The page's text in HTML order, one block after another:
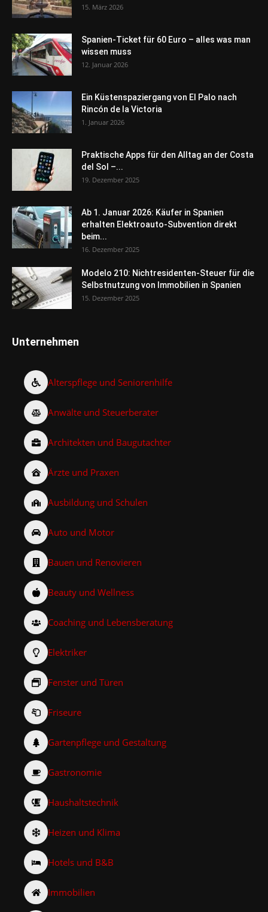
15. März 2026
Spanien-Ticket für 60 Euro – alles was man
wissen muss
12. Januar 2026
Ein Küstenspaziergang von El Palo nach
Rincón de la Victoria
1. Januar 2026
Praktische Apps für den Alltag an der Costa
del Sol –...
19. Dezember 2025
Ab 1. Januar 2026: Käufer in Spanien
erhalten Elektroauto-Subvention direkt
beim...
16. Dezember 2025
Modelo 210: Nichtresidenten-Steuer für die
Selbstnutzung von Immobilien in Spanien
15. Dezember 2025
Unternehmen
Alterspflege und Seniorenhilfe
Anwälte und Steuerberater
Architekten und Baugutachter
Ärzte und Praxen
Ausbildung und Schulen
Auto und Motor
Bauen und Renovieren
Beauty und Wellness
Coaching und Lebensberatung
Elektriker
Fenster und Türen
Friseure
Gartenpflege und Gestaltung
Gastronomie
Haushaltstechnik
Heizen und Klima
Hotels und B&B
Immobilien